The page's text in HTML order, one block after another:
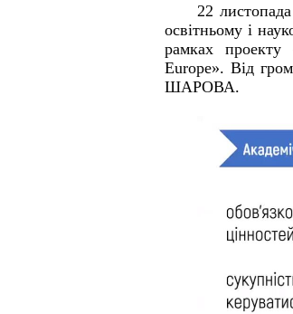
22
освітньому і
рамках
Europe». Від
ШАРОВА.